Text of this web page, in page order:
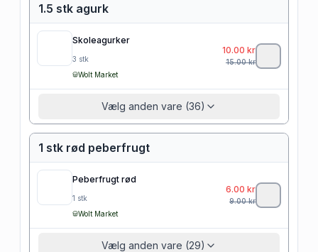
1.5 stk agurk
Skoleagurker
3 stk
Wolt Market
10.00 kr
15.00kr
Vælg anden vare (36)
1 stk rød peberfrugt
Peberfrugt rød
1 stk
Wolt Market
6.00 kr
9.00kr
Vælg anden vare (29)